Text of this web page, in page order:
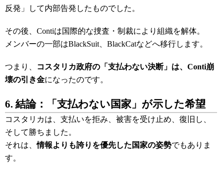
反発」して内部告発したものでした。
その後、Contiは国際的な捜査・制裁により組織を解体。
メンバーの一部はBlackSuit、BlackCatなどへ移行します。
つまり、
コスタリカ政府の「支払わない決断」は、Conti崩
壊の引き金になったのです。
6. 結論：「支払わない国家」が示した希望
コスタリカは、支払いを拒み、被害を受け止め、復旧し、
そして勝ちました。
それは、情報よりも誇りを優先した国家の姿勢でもありま
す。